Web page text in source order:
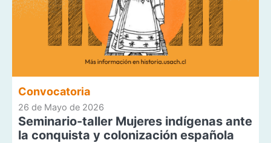
Convocatoria
26 de Mayo de 2026
Seminario-taller Mujeres indígenas ante
la conquista y colonización española